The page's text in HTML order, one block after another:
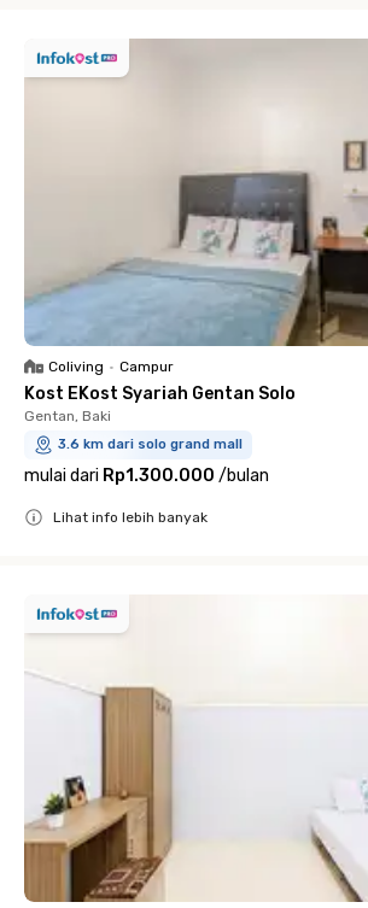
Coliving • Campur
Kost EKost Syariah Gentan Solo
Gentan, Baki
3.6 km dari solo grand mall
mulai dari Rp1.300.000 /bulan
Lihat info lebih banyak